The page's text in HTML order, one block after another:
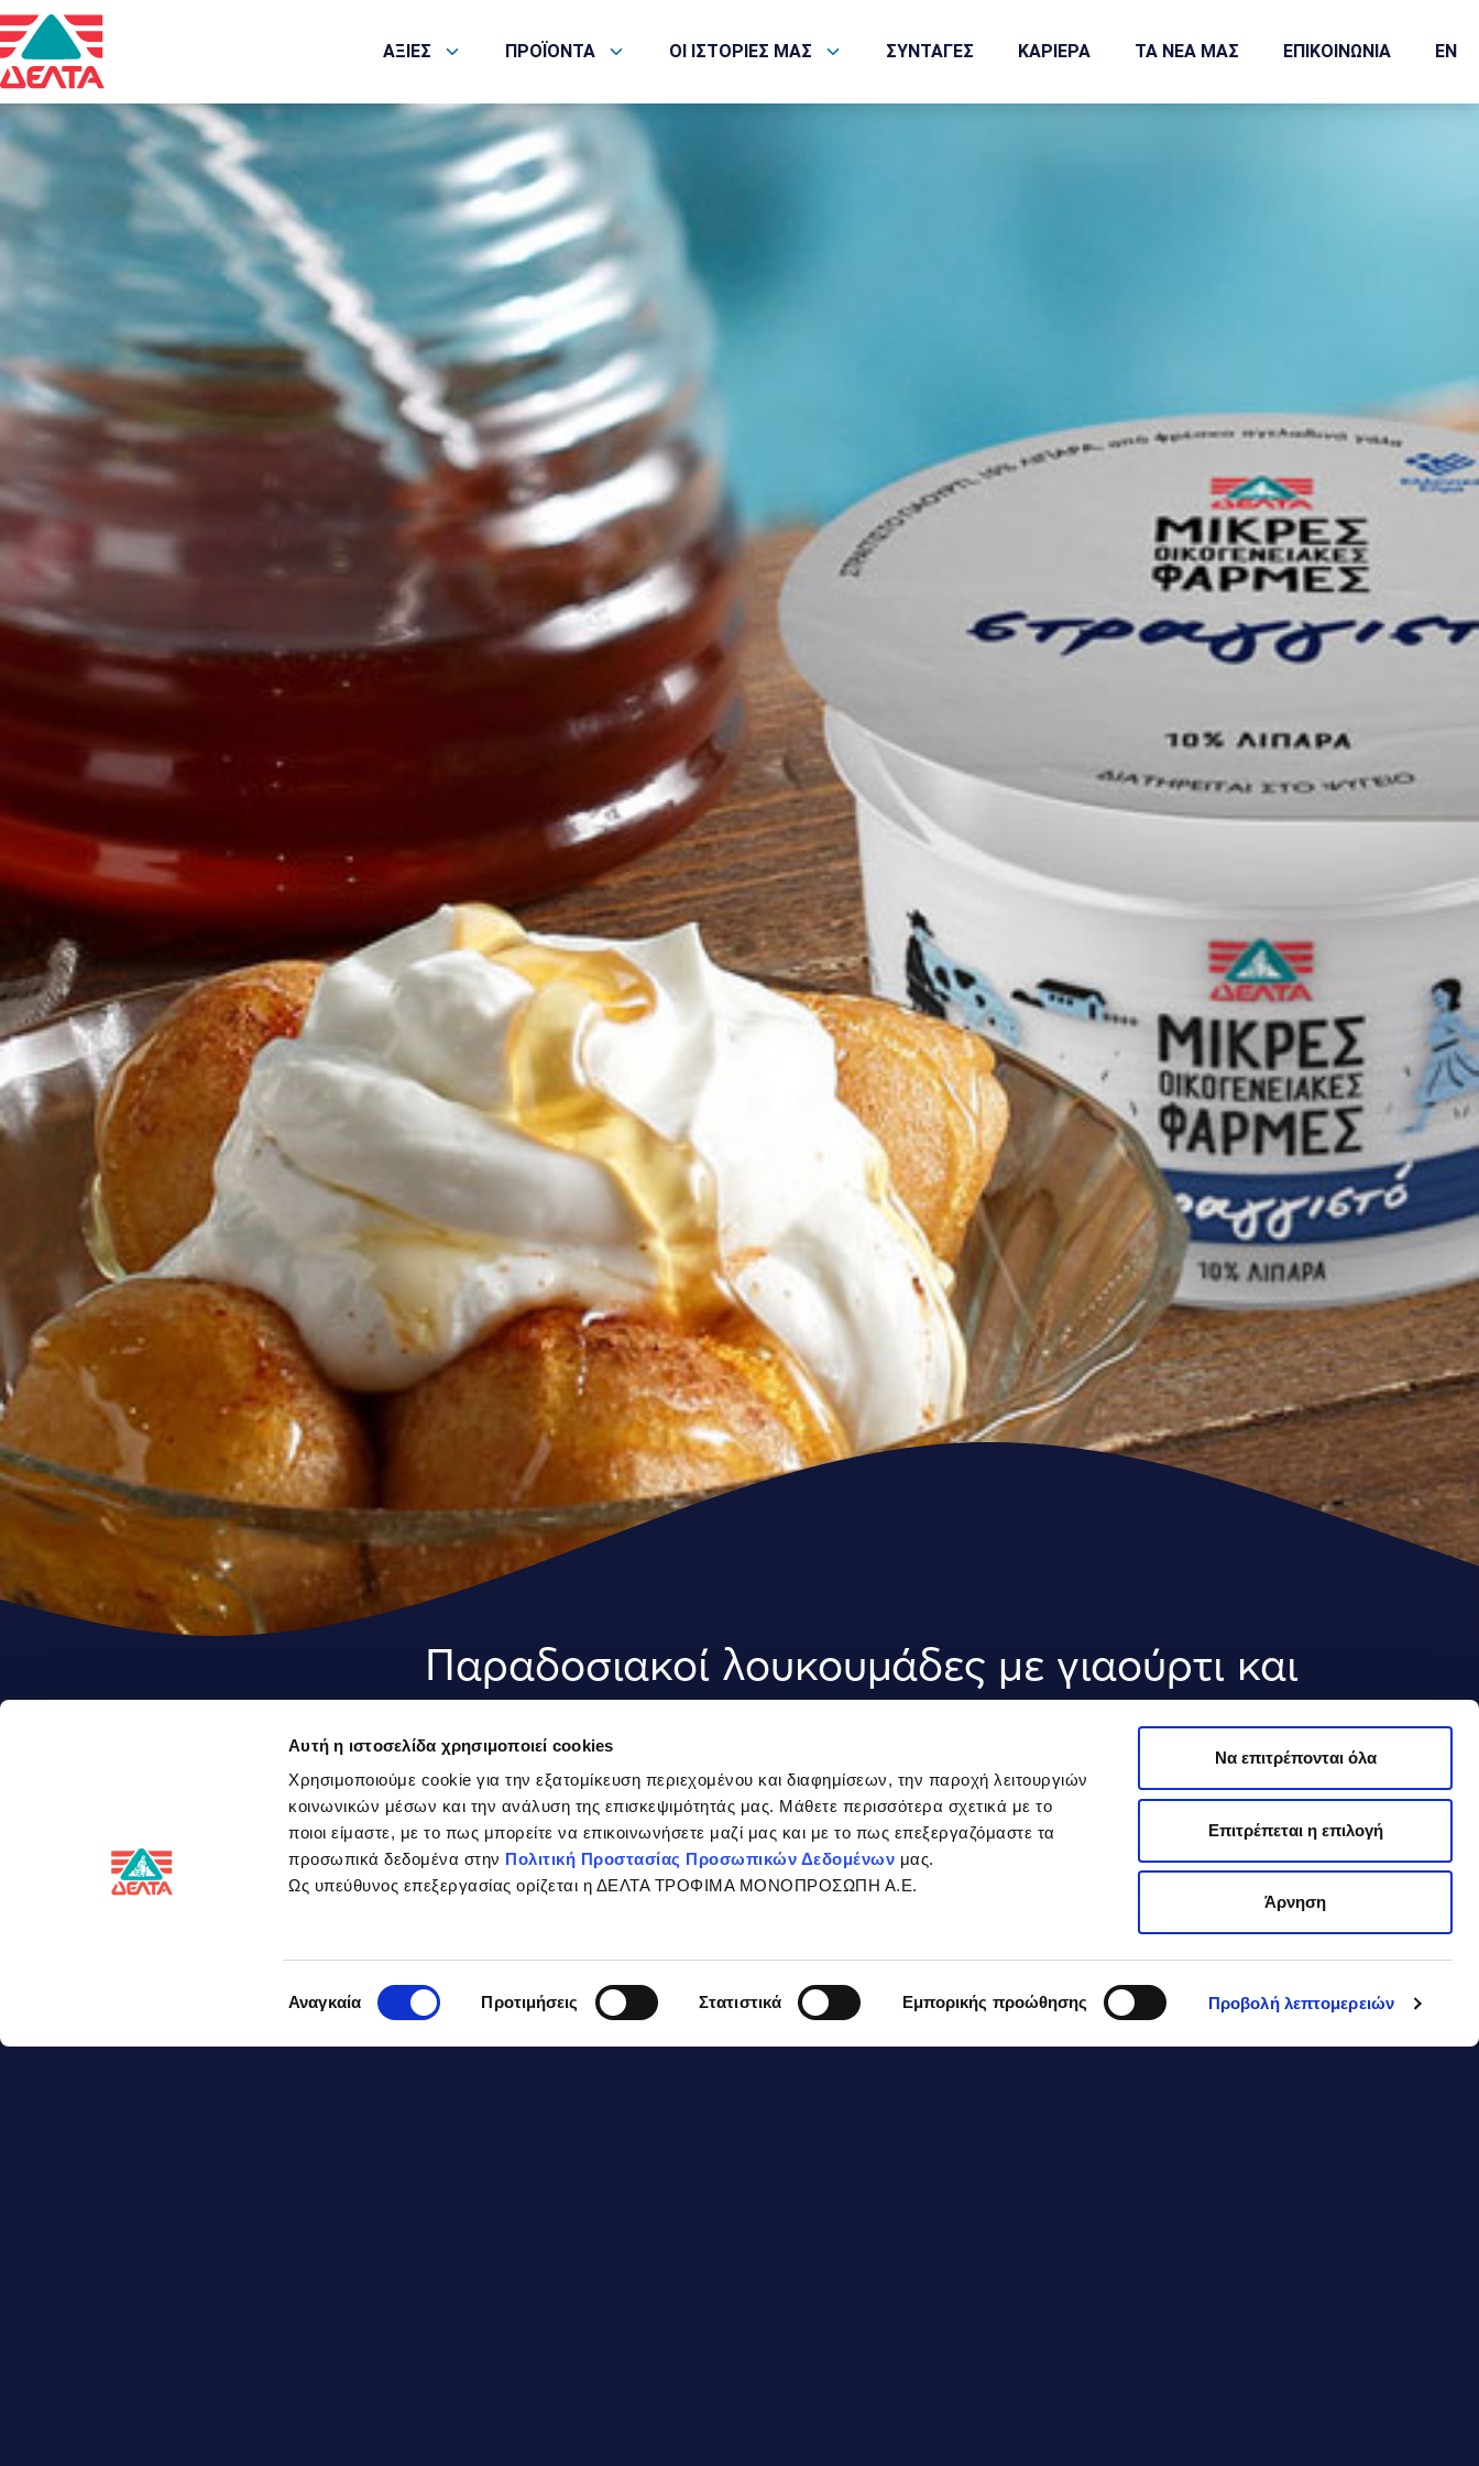
Αυτή η ιστοσελίδα χρησιμοποιεί cookies
Χρησιμοποιούμε cookie για την εξατομίκευση περιεχομένου και διαφημίσεων, την παροχή λειτουργιών
κοινωνικών μέσων και την ανάλυση της επισκεψιμότητάς μας. Μάθετε περισσότερα σχετικά με το
ποιοι είμαστε, με το πως μπορείτε να επικοινωνήσετε μαζί μας και με το πως επεξεργαζόμαστε τα
προσωπικά δεδομένα στην Πολιτική Προστασίας Προσωπικών Δεδομένων μας.
Ως υπεύθυνος επεξεργασίας ορίζεται η ΔΕΛΤΑ ΤΡΟΦΙΜΑ ΜΟΝΟΠΡΟΣΩΠΗ Α.Ε.
συγκατάθεσης
Αναγκαία Προτιμήσεις Στατιστικά Εμπορικής προώθησης Προβολή λεπτομερειών
Να επιτρέπονται όλα
Επιτρέπεται η επιλογή
Άρνηση
ΑΞΙΕΣ ΠΡΟΪΟΝΤΑ ΟΙ ΙΣΤΟΡΙΕΣ ΜΑΣ ΣΥΝΤΑΓΕΣ ΚΑΡΙΕΡΑ ΤΑ ΝΕΑ ΜΑΣ ΕΠΙΚΟΙΝΩΝΙΑ EN
Παραδοσιακοί λουκουμάδες με γιαούρτι και
Υλικά
συνταγής
Υλικά για 2 άτομα:
2 κεσεδάκια λουκουμάδες ζεστούς
1 κουταλάκι του γλυκού κανέλα
2 κουταλιές της σούπας μέλι